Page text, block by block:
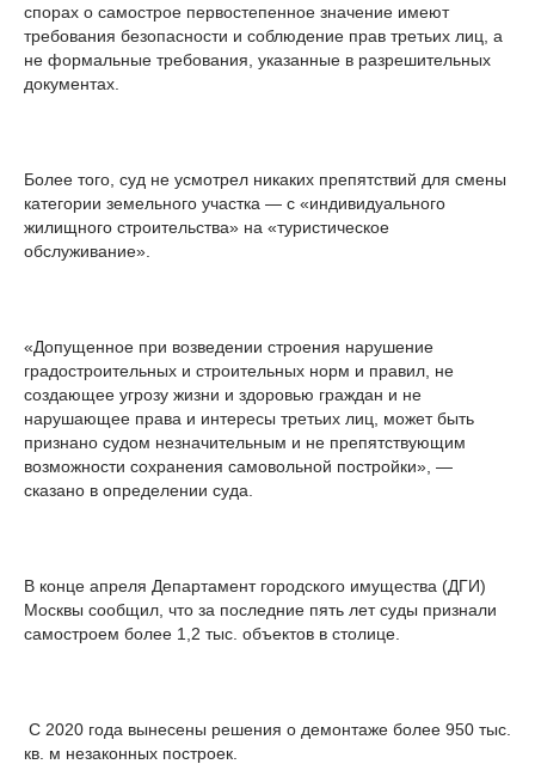
спорах о самострое первостепенное значение имеют
требования безопасности и соблюдение прав третьих лиц, а
не формальные требования, указанные в разрешительных
документах.
Более того, суд не усмотрел никаких препятствий для смены
категории земельного участка — с «индивидуального
жилищного строительства» на «туристическое
обслуживание».
«Допущенное при возведении строения нарушение
градостроительных и строительных норм и правил, не
создающее угрозу жизни и здоровью граждан и не
нарушающее права и интересы третьих лиц, может быть
признано судом незначительным и не препятствующим
возможности сохранения самовольной постройки», —
сказано в определении суда.
В конце апреля Департамент городского имущества (ДГИ)
Москвы сообщил, что за последние пять лет суды признали
самостроем более 1,2 тыс. объектов в столице.
С 2020 года вынесены решения о демонтаже более 950 тыс.
кв. м незаконных построек.